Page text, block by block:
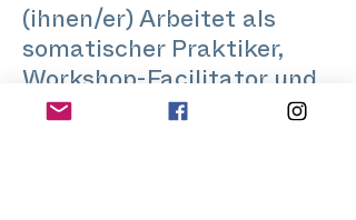
(ihnen/er) Arbeitet als
somatischer Praktiker,
Workshop-Facilitator und
Kunst-Kollaborator.